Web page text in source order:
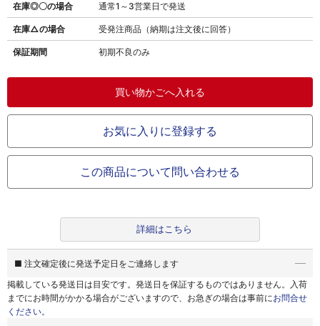
在庫◎〇の場合 通常1～3営業日で発送
在庫△の場合 受発注商品（納期は注文後に回答）
保証期間 初期不良のみ
お気に入りに登録する
この商品について問い合わせる
詳細はこちら
■ 注文確定後に発送予定日をご連絡します
掲載している発送日は目安です。 発送日を保証するものではありません。
入荷
までにお時間がかかる場合がございますので、お急ぎの場合は事前にお問合せ
ください。